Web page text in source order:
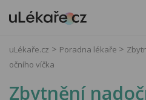
uLékaře.cz Poradna lékaře
očního víčka
Zbytnění